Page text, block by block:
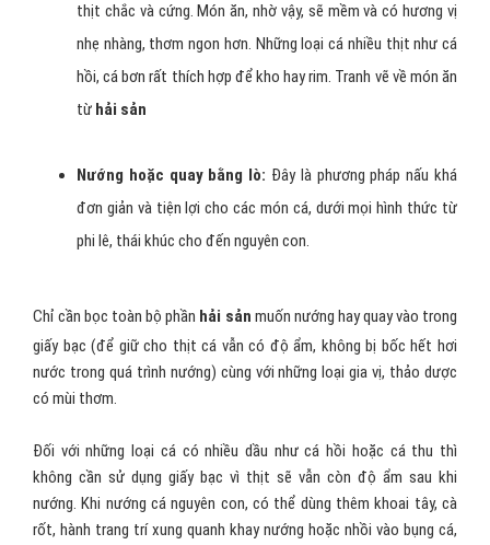
thịt chắc và cứng. Món ăn, nhờ vậy, sẽ mềm và có hương vị
nhẹ nhàng, thơm ngon hơn. Những loại cá nhiều thịt như cá
hồi, cá bơn rất thích hợp để kho hay rim. Tranh vẽ về món ăn
từ hải sản
Nướng hoặc quay bằng lò: Đây là phương pháp nấu khá
đơn giản và tiện lợi cho các món cá, dưới mọi hình thức từ
phi lê, thái khúc cho đến nguyên con.
Chỉ cần bọc toàn bộ phần hải sản muốn nướng hay quay vào trong
giấy bạc (để giữ cho thịt cá vẫn có độ ẩm, không bị bốc hết hơi
nước trong quá trình nướng) cùng với những loại gia vị, thảo dược
có mùi thơm.
Đối với những loại cá có nhiều dầu như cá hồi hoặc cá thu thì
không cần sử dụng giấy bạc vì thịt sẽ vẫn còn độ ẩm sau khi
nướng. Khi nướng cá nguyên con, có thể dùng thêm khoai tây, cà
rốt, hành trang trí xung quanh khay nướng hoặc nhồi vào bụng cá,